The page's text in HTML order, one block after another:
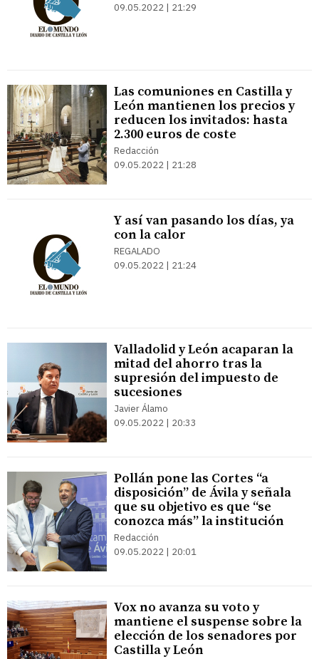
09.05.2022 | 21:29
Las comuniones en Castilla y
León mantienen los precios y
reducen los invitados: hasta
2.300 euros de coste
Redacción
09.05.2022 | 21:28
Y así van pasando los días, ya
con la calor
REGALADO
09.05.2022 | 21:24
Valladolid y León acaparan la
mitad del ahorro tras la
supresión del impuesto de
sucesiones
Javier Álamo
09.05.2022 | 20:33
Pollán pone las Cortes “a
disposición” de Ávila y señala
que su objetivo es que “se
conozca más” la institución
Redacción
09.05.2022 | 20:01
Vox no avanza su voto y
mantiene el suspense sobre la
elección de los senadores por
Castilla y León